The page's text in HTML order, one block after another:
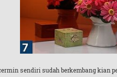
sendiri sudah berkembang